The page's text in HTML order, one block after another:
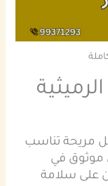
مريحة تناسب
موثوق في
على سلامة